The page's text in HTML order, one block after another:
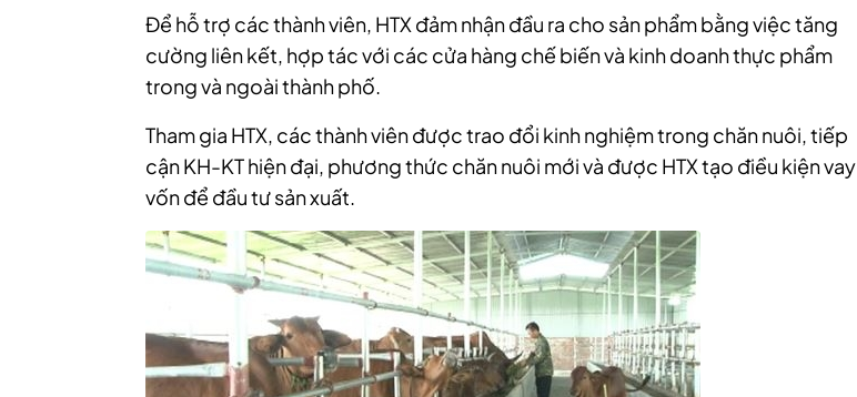
Để hỗ trợ các thành viên, HTX đảm nhận đầu ra cho sản phẩm bằng việc tăng
cường liên kết, hợp tác với các cửa hàng chế biến và kinh doanh thực phẩm
trong và ngoài thành phố.
Tham gia HTX, các thành viên được trao đổi kinh nghiệm trong chăn nuôi, tiếp
cận KH-KT hiện đại, phương thức chăn nuôi mới và được HTX tạo điều kiện vay
vốn để đầu tư sản xuất.